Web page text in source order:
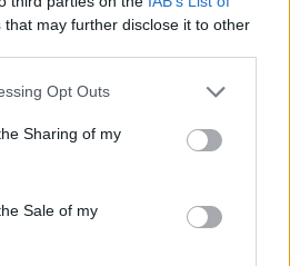
that may further disclose it to other
app uses one or more Google
behaviour. You may click to
and its third-party tags to
purposes in below Google
Opt Outs
Sharing of my
Sale of my